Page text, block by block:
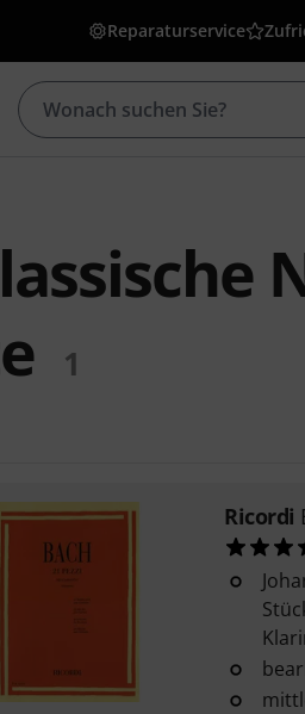
Reparaturservice
1
Ricordi